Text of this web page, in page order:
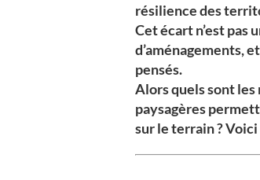
résilience des
Cet écart n’est pas
d’aménagements,
pensés.
Alors quels sont les
paysagères
sur le terrain ?